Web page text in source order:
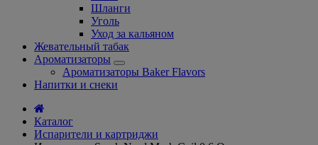
Шланги
Уголь
Уход за кальяном
Жевательный табак
Ароматизаторы
Ароматизаторы Baker Flavors
Напитки и снеки
Каталог
Испарители и картриджи